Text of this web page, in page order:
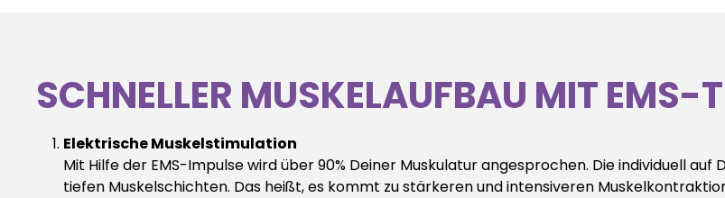
SCHNELLER MUSKELAUFBAU MIT EMS-
Elektrische Muskelstimulation
Mit Hilfe der EMS-Impulse wird über 90% Deiner Muskulatur angesprochen. Die individuell
tiefen Muskelschichten. Das heißt, es kommt zu stärkeren und intensiveren